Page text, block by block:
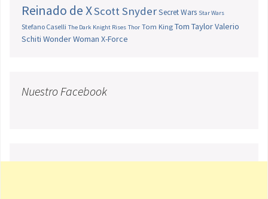
Reinado de XScott SnyderSecret Wars Star Wars
Stefano Caselli The Dark Knight Rises Thor Tom King Tom TaylorValerio
Schiti Wonder Woman X-Force
Nuestro Facebook